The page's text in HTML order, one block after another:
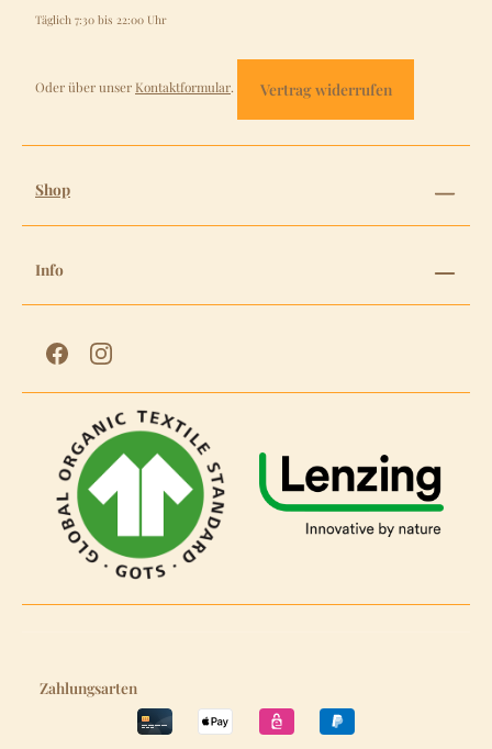
Täglich 7:30 bis 22:00 Uhr
Oder über unser Kontaktformular. Vertrag widerrufen
Shop
Info
Zahlungsarten